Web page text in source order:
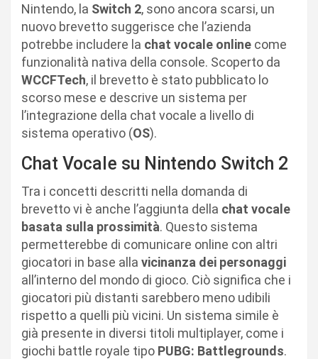
Nintendo, la Switch 2, sono ancora scarsi, un
nuovo brevetto suggerisce che l’azienda
potrebbe includere la chat vocale online come
funzionalità nativa della console. Scoperto da
WCCFTech, il brevetto è stato pubblicato lo
scorso mese e descrive un sistema per
l’integrazione della chat vocale a livello di
sistema operativo (OS).
Chat Vocale su Nintendo Switch 2
Tra i concetti descritti nella domanda di
brevetto vi è anche l’aggiunta della chat vocale
basata sulla prossimità. Questo sistema
permetterebbe di comunicare online con altri
giocatori in base alla vicinanza dei personaggi
all’interno del mondo di gioco. Ciò significa che i
giocatori più distanti sarebbero meno udibili
rispetto a quelli più vicini. Un sistema simile è
già presente in diversi titoli multiplayer, come i
giochi battle royale tipo PUBG: Battlegrounds.